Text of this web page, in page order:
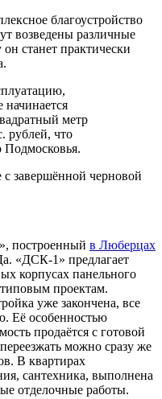
благоустройство
возведены различные
станет практически
начинается
метр
рублей, что
Подмосковья.
завершённой черновой
построенный в Люберцах
«ДСК-1» предлагает
корпусах панельного
проектам.
уже закончена, все
Её особенностью
продаётся с готовой
можно сразу же
В квартирах
сантехника, выполнена
отделочные работы.